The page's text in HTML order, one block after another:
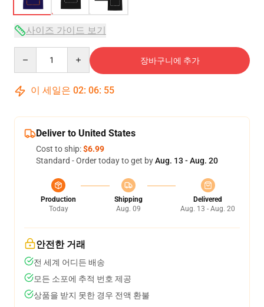
사이즈 가이드 보기
장바구니에 추가
이 세일은 02: 06: 54
Deliver to United States
Cost to ship:$6.99
Standard - Order today to get byAug. 13 - Aug. 20
Production
Today
Shipping
Aug. 09
Delivered
Aug. 13 - Aug. 20
안전한 거래
전 세계 어디든 배송
모든 소포에 추적 번호 제공
상품을 받지 못한 경우 전액 환불